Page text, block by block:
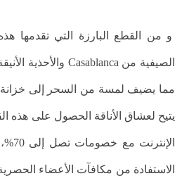
و من القطع البارزة التي تقدمها
يتيح لعشاق الأناقة الحصول على هذه